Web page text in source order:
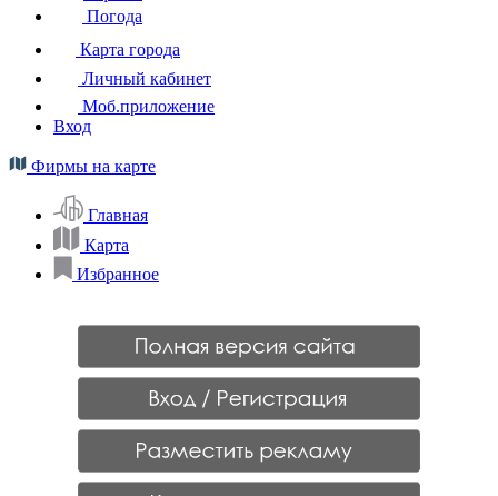
Погода
Карта города
Личный кабинет
Моб.приложение
Вход
Фирмы на карте
Главная
Карта
Избранное